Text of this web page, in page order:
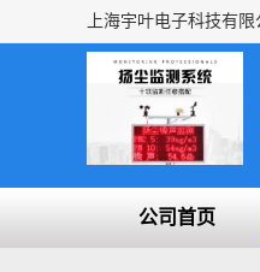
公司首页